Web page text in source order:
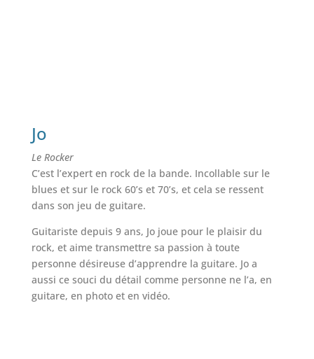
Jo
Le Rocker
C’est l’expert en rock de la bande. Incollable sur le
blues et sur le rock 60’s et 70’s, et cela se ressent
dans son jeu de guitare.
Guitariste depuis 9 ans, Jo joue pour le plaisir du
rock, et aime transmettre sa passion à toute
personne désireuse d’apprendre la guitare. Jo a
aussi ce souci du détail comme personne ne l’a, en
guitare, en photo et en vidéo.